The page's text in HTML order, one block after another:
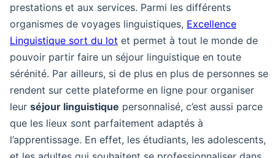
prestations et aux services. Parmi les différents
organismes de voyages linguistiques, Excellence
Linguistique sort du lot et permet à tout le monde de
pouvoir partir faire un séjour linguistique en toute
sérénité. Par ailleurs, si de plus en plus de personnes se
rendent sur cette plateforme en ligne pour organiser
leur séjour linguistique personnalisé, c’est aussi parce
que les lieux sont parfaitement adaptés à
l’apprentissage. En effet, les étudiants, les adolescents,